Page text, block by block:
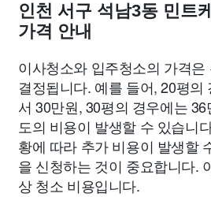
인천 서구 석남3동 민트
가격 안내
이사청소와 입주청소의 가격
결정됩니다. 예를 들어, 20평의
서 30만원, 30평의 경우에는
도의 비용이 발생할 수 있습니
황에 따라 추가 비용이 발생할
을 신청하는 것이 중요합니다.
상 청소 비용입니다.